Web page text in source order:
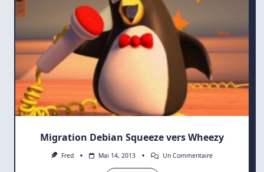
Migration Debian Squeeze vers Wheezy
Fred Mai 14, 2013 Un CommentaireSur